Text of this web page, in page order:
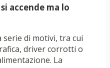
accende ma lo
serie di motivi, tra cui
driver corrotti o
La